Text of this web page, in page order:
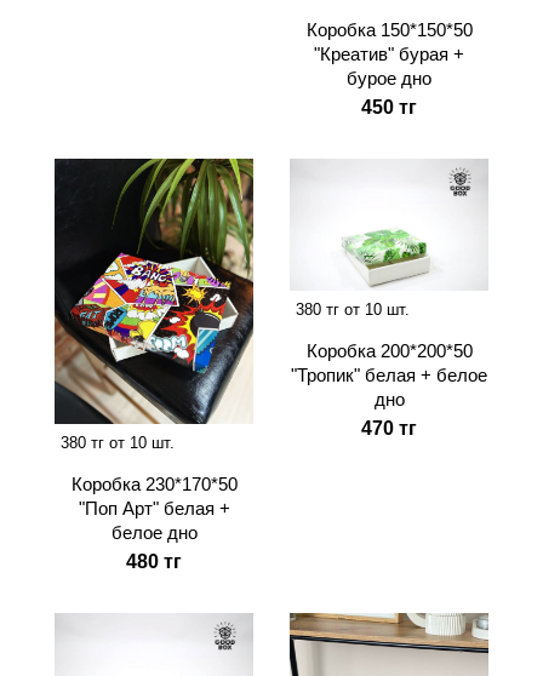
Коробка 150*150*50
"Креатив" бурая +
бурое дно
450 тг
380 тг от 10 шт.
Коробка 230*170*50
"Поп Арт" белая +
белое дно
480 тг
380 тг от 10 шт.
Коробка 200*200*50
"Тропик" белая + белое
дно
470 тг